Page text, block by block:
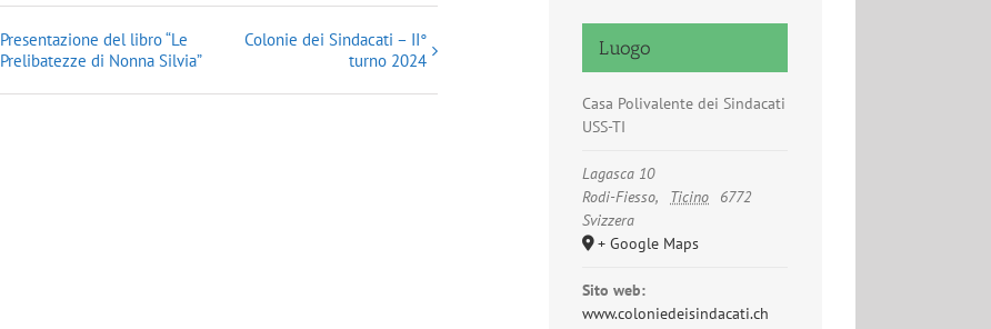
Presentazione del libro “Le
Prelibatezze di Nonna Silvia”
Colonie dei Sindacati – II°
turno 2024
Luogo
Casa Polivalente dei Sindacati
USS-TI
Lagasca 10
Rodi-Fiesso, Ticino
6772
Svizzera
+ Google Maps
Sito web:
www.coloniedeisindacati.ch